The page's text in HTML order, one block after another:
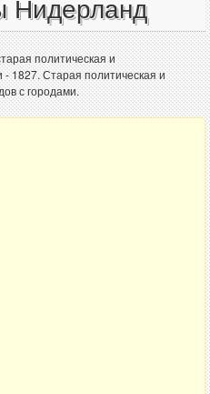
Нидерланд
политическая и
1827. Старая политическая и
с городами.